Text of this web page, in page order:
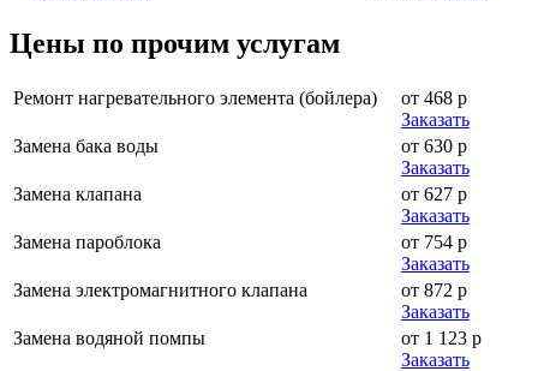
Цены по прочим услугам
Ремонт нагревательного элемента (бойлера)
от 468 р
Заказать
Замена бака воды
от 630 р
Заказать
Замена клапана
от 627 р
Заказать
Замена пароблока
от 754 р
Заказать
Замена электромагнитного клапана
от 872 р
Заказать
Замена водяной помпы
от 1 123 р
Заказать